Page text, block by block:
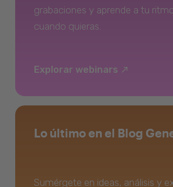
grabaciones y aprende a tu
cuando quieras.
Explorar webinars
Lo último en el Blog
Sumérgete en ideas, análisis y